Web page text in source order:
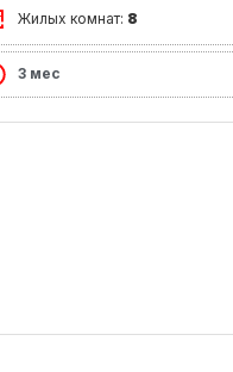
Жилых комнат: 8
3 мес